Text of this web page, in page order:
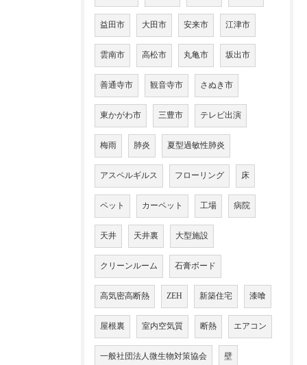
益田市 大田市 安来市 江津市
雲南市 高松市 丸亀市 坂出市
善通寺市 観音寺市 さぬき市
東かがわ市 三豊市 テレビ出演
梅雨 肺炎 夏型過敏性肺炎
アスペルギルス フローリング 床
ペット カーペット 工場 病院
天井 天井裏 大型施設
クリーンルーム 石膏ボード
高気密高断熱 ZEH 新築住宅 漆喰
屋根裏 室内空気質 断熱 エアコン
一般社団法人微生物対策協会 壁